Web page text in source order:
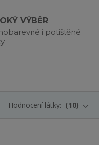
VÝBĚR
i potištěné
Hodnocení látky: 10